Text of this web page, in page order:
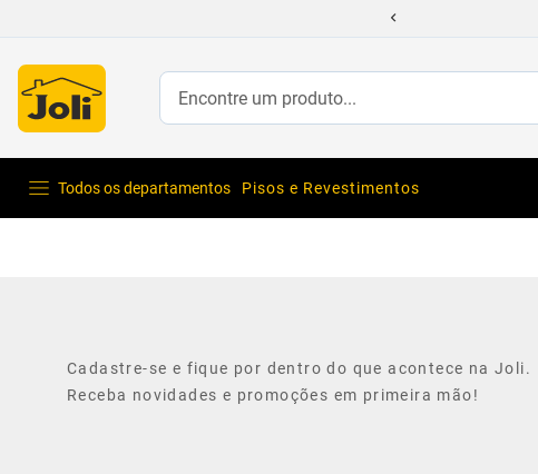
Encontre um produto...
Todos os departamentos Pisos e Revestimentos
Cadastre-se e fique por dentro do que acontece na Joli.
Receba novidades e promoções em primeira mão!